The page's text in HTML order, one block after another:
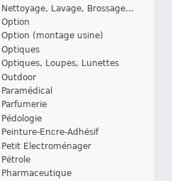
Nettoyage, Lavage, Brossage...
Option
Option (montage usine)
Optiques
Optiques, Loupes, Lunettes
Outdoor
Paramédical
Parfumerie
Pédologie
Peinture-Encre-Adhésif
Petit Electroménager
Pétrole
Pharmaceutique